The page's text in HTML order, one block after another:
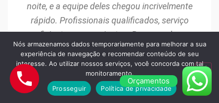
noite, e a equipe deles chegou incrivelmente
rápido. Profissionais qualificados, serviço
eficiente e preços justos. Recomendo a
todos!"
Maria Silva
Osasco/SP
Orçamentos
Nós armazenamos dados temporariamente para melhorar a sua
experiência de navegação e recomendar conteúdo de seu
interesse. Ao utilizar nossos serviços, você concorda com tal
monitoramento.
Prosseguir
Política de privacidade